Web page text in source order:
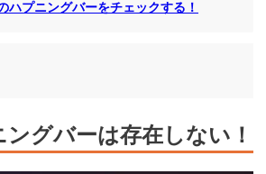
ハプニングバーをチェックする！
グバーは存在しない！